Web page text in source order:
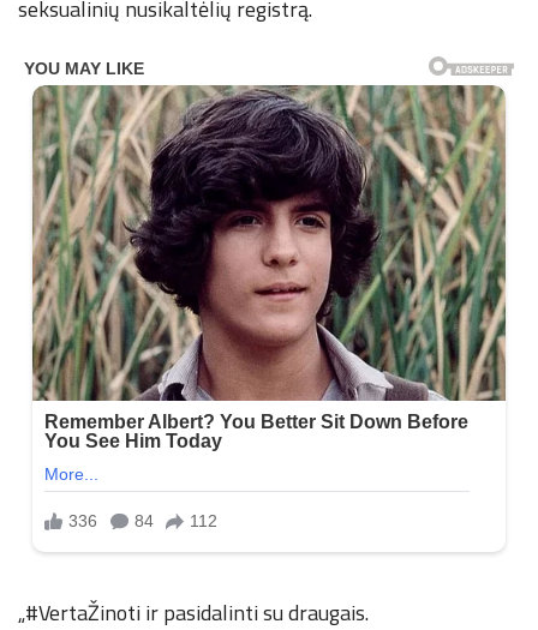
seksualinių nusikaltėlių registrą.
„#VertaŽinoti ir pasidalinti su draugais.